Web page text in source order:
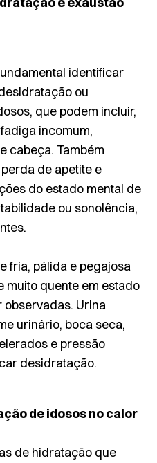
identificar
ou
que podem incluir,
incomum,
cabeça. Também
de apetite e
do estado mental de
ou sonolência,
fria, pálida e pegajosa
muito quente em estado
observadas. Urina
urinário, boca seca,
e pressão
desidratação.
de idosos no calor
de hidratação que